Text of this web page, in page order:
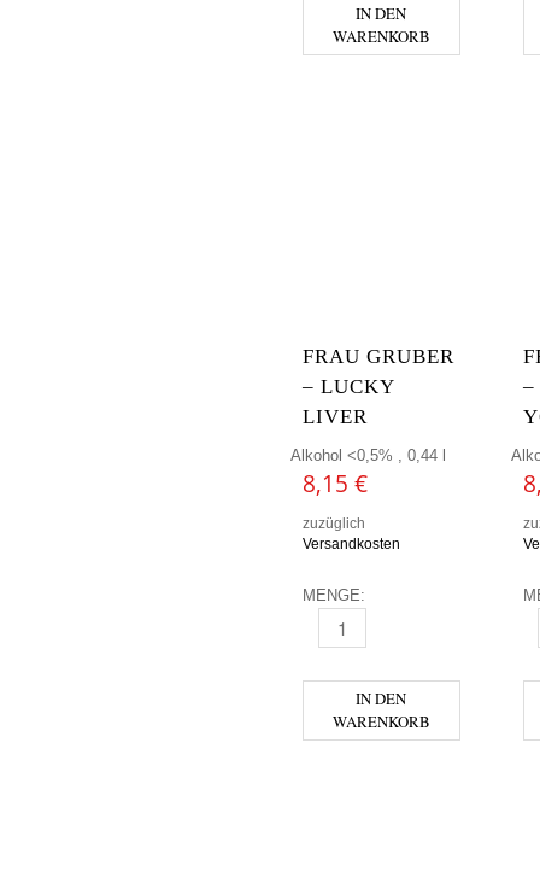
IN DEN
WARENKORB
FRAU GRUBER
– LUCKY
LIVER
Alkohol <0,5% , 0,44 l
8,15 €
zuzüglich
Versandkosten
MENGE:
FRAU GRUBER - LUCKY LIVER
IN DEN
WARENKORB
–